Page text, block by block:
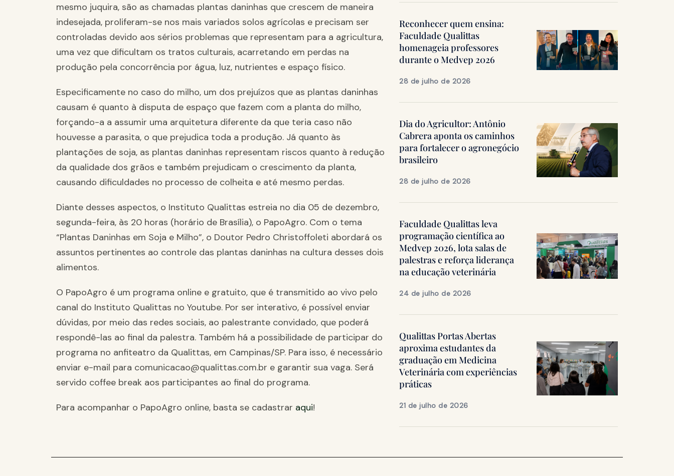
mesmo juquira, são as chamadas plantas daninhas que crescem de maneira
indesejada, proliferam-se nos mais variados solos agrícolas e precisam ser
controladas devido aos sérios problemas que representam para a agricultura,
uma vez que dificultam os tratos culturais, acarretando em perdas na
produção pela concorrência por água, luz, nutrientes e espaço físico.
Especificamente no caso do milho, um dos prejuízos que as plantas daninhas
causam é quanto à disputa de espaço que fazem com a planta do milho,
forçando-a a assumir uma arquitetura diferente da que teria caso não
houvesse a parasita, o que prejudica toda a produção. Já quanto às
plantações de soja, as plantas daninhas representam riscos quanto à redução
da qualidade dos grãos e também prejudicam o crescimento da planta,
causando dificuldades no processo de colheita e até mesmo perdas.
Diante desses aspectos, o Instituto Qualittas estreia no dia 05 de dezembro,
segunda-feira, às 20 horas (horário de Brasília), o PapoAgro. Com o tema
“Plantas Daninhas em Soja e Milho”, o Doutor Pedro Christoffoleti abordará os
assuntos pertinentes ao controle das plantas daninhas na cultura desses dois
alimentos.
O PapoAgro é um programa online e gratuito, que é transmitido ao vivo pelo
canal do Instituto Qualittas no Youtube. Por ser interativo, é possível enviar
dúvidas, por meio das redes sociais, ao palestrante convidado, que poderá
respondê-las ao final da palestra. Também há a possibilidade de participar do
programa no anfiteatro da Qualittas, em Campinas/SP. Para isso, é necessário
enviar e-mail para comunicacao@qualittas.com.br e garantir sua vaga. Será
servido coffee break aos participantes ao final do programa.
Para acompanhar o PapoAgro online, basta se cadastrar aqui!
Reconhecer quem ensina:
Faculdade Qualittas
homenageia professores
durante o Medvep 2026
28 de julho de 2026
Dia do Agricultor: Antônio
Cabrera aponta os caminhos
para fortalecer o agronegócio
brasileiro
28 de julho de 2026
Faculdade Qualittas leva
programação científica ao
Medvep 2026, lota salas de
palestras e reforça liderança
na educação veterinária
24 de julho de 2026
Qualittas Portas Abertas
aproxima estudantes da
graduação em Medicina
Veterinária com experiências
práticas
21 de julho de 2026